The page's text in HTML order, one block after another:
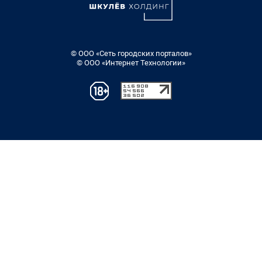
© ООО «Сеть городских порталов»
© ООО «Интернет Технологии»